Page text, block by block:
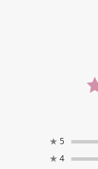
★ 5
★ 4